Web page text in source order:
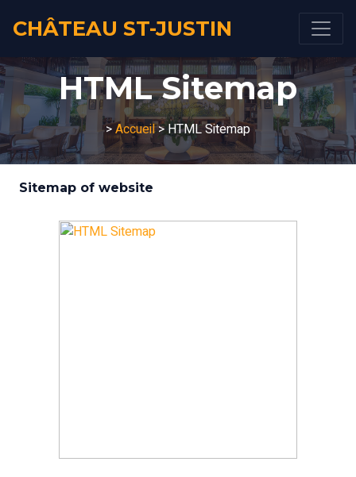
CHÂTEAU ST-JUSTIN
HTML Sitemap
>Accueil> HTML Sitemap
Sitemap of website